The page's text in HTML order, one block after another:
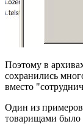
Поэтому в
сохранились
вместо
Один из
товарищами было